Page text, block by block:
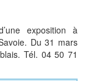
exposition à
Du 31 mars
Tél. 04 50 71